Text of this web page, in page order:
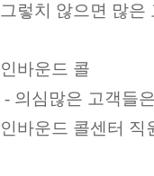
그렇치 않으면 많
인바운드 콜
- 의심많은 고객들
인바운드 콜센터 직